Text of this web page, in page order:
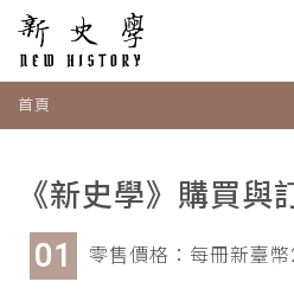
首頁
《新史學》購買與
零售價格：每冊新臺